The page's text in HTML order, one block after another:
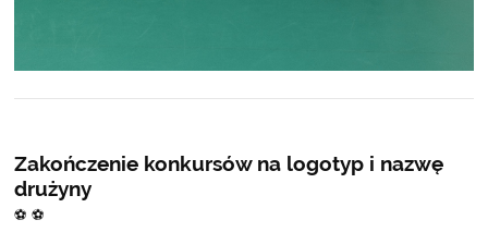
Zakończenie konkursów na logotyp i nazwę
drużyny
⚽️ ⚽️